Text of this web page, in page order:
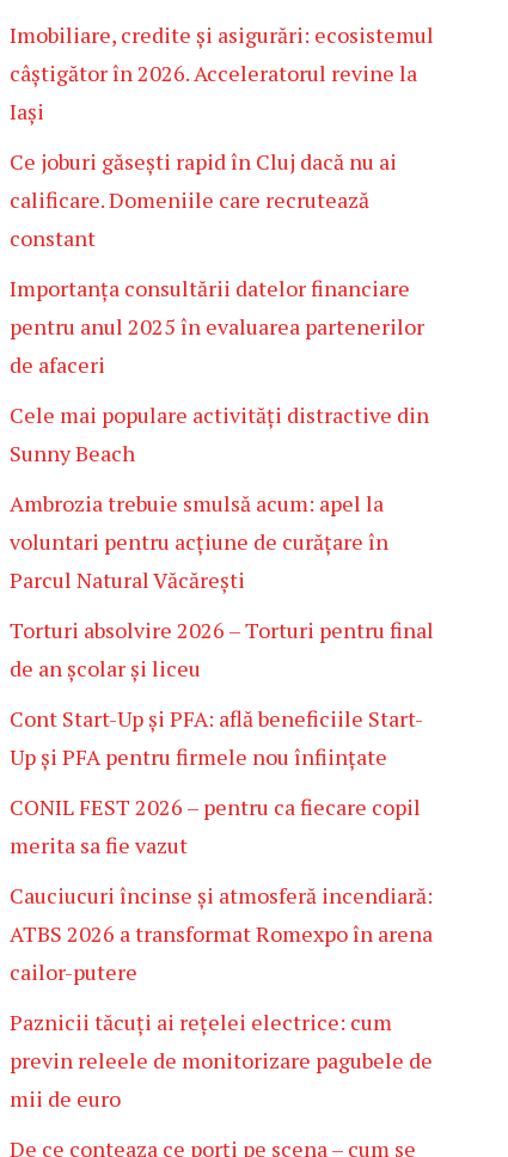
Imobiliare, credite și asigurări: ecosistemul
câștigător în 2026. Acceleratorul revine la
Iași
Ce joburi găsești rapid în Cluj dacă nu ai
calificare. Domeniile care recrutează
constant
Importanța consultării datelor financiare
pentru anul 2025 în evaluarea partenerilor
de afaceri
Cele mai populare activități distractive din
Sunny Beach
Ambrozia trebuie smulsă acum: apel la
voluntari pentru acțiune de curățare în
Parcul Natural Văcărești
Torturi absolvire 2026 – Torturi pentru final
de an școlar și liceu
Cont Start-Up și PFA: află beneficiile Start-
Up și PFA pentru firmele nou înființate
CONIL FEST 2026 – pentru ca fiecare copil
merita sa fie vazut
Cauciucuri încinse și atmosferă incendiară:
ATBS 2026 a transformat Romexpo în arena
cailor-putere
Paznicii tăcuți ai rețelei electrice: cum
previn releele de monitorizare pagubele de
mii de euro
De ce conteaza ce porți pe scena – cum se